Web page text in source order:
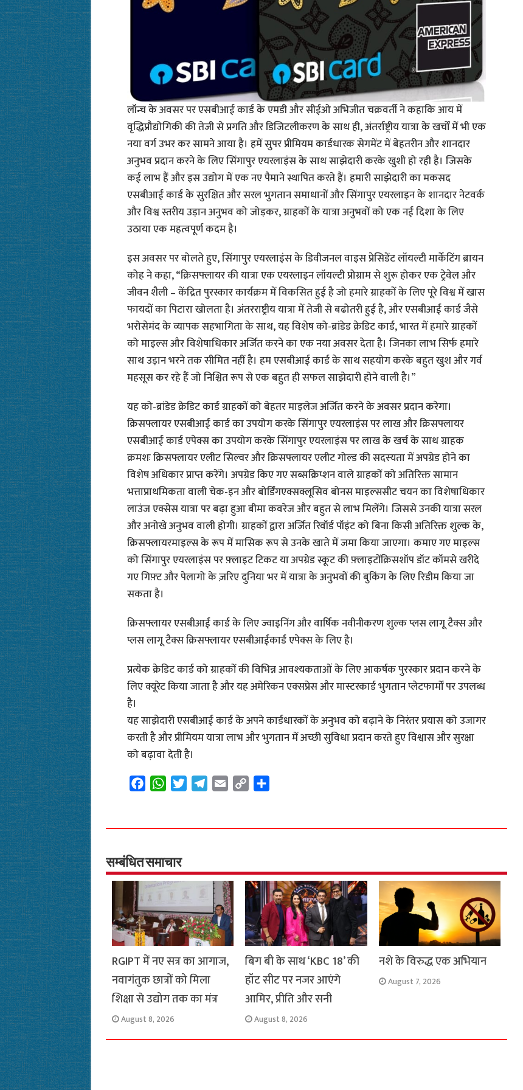
लॉन्च के अवसर पर एसबीआई कार्ड के एमडी और सीईओ अभिजीत चक्रवर्ती ने कहाकि आय में
वृद्धिप्रौद्योगिकी की तेजी से प्रगति और डिजिटलीकरण के साथ ही, अंतर्राष्ट्रीय यात्रा के खर्चों में भी एक
नया वर्ग उभर कर सामने आया है। हमें सुपर प्रीमियम कार्डधारक सेगमेंट में बेहतरीन और शानदार
अनुभव प्रदान करने के लिए सिंगापुर एयरलाइंस के साथ साझेदारी करके खुशी हो रही है। जिसके
कई लाभ हैं और इस उद्योग में एक नए पैमाने स्थापित करते हैं। हमारी साझेदारी का मकसद
एसबीआई कार्ड के सुरक्षित और सरल भुगतान समाधानों और सिंगापुर एयरलाइन के शानदार नेटवर्क
और विश्व स्तरीय उड़ान अनुभव को जोड़कर, ग्राहकों के यात्रा अनुभवों को एक नई दिशा के लिए
उठाया एक महत्वपूर्ण कदम है।
इस अवसर पर बोलते हुए, सिंगापुर एयरलाइंस के डिवीजनल वाइस प्रेसिडेंट लॉयल्टी मार्केटिंग ब्रायन
कोह ने कहा, “क्रिसफ्लायर की यात्रा एक एयरलाइन लॉयल्टी प्रोग्राम से शुरू होकर एक ट्रेवेल और
जीवन शैली – केंद्रित पुरस्कार कार्यक्रम में विकसित हुई है जो हमारे ग्राहकों के लिए पूरे विश्व में खास
फायदों का पिटारा खोलता है। अंतरराष्ट्रीय यात्रा में तेजी से बढोतरी हुई है, और एसबीआई कार्ड जैसे
भरोसेमंद के व्यापक सहभागिता के साथ, यह विशेष को-ब्रांडेड क्रेडिट कार्ड, भारत में हमारे ग्राहकों
को माइल्स और विशेषाधिकार अर्जित करने का एक नया अवसर देता है। जिनका लाभ सिर्फ हमारे
साथ उड़ान भरने तक सीमित नहीं है। हम एसबीआई कार्ड के साथ सहयोग करके बहुत खुश और गर्व
महसूस कर रहे हैं जो निश्चित रूप से एक बहुत ही सफल साझेदारी होने वाली है।”
यह को-ब्रांडेड क्रेडिट कार्ड ग्राहकों को बेहतर माइलेज अर्जित करने के अवसर प्रदान करेगा।
क्रिसफ्लायर एसबीआई कार्ड का उपयोग करके सिंगापुर एयरलाइंस पर लाख और क्रिसफ्लायर
एसबीआई कार्ड एपेक्स का उपयोग करके सिंगापुर एयरलाइंस पर लाख के खर्च के साथ ग्राहक
क्रमशः क्रिसफ्लायर एलीट सिल्वर और क्रिसफ्लायर एलीट गोल्ड की सदस्यता में अपग्रेड होने का
विशेष अधिकार प्राप्त करेंगे। अपग्रेड किए गए सब्सक्रिप्शन वाले ग्राहकों को अतिरिक्त सामान
भत्ताप्राथमिकता वाली चेक-इन और बोर्डिंगएक्सक्लूसिव बोनस माइल्ससीट चयन का विशेषाधिकार
लाउंज एक्सेस यात्रा पर बढ़ा हुआ बीमा कवरेज और बहुत से लाभ मिलेंगे। जिससे उनकी यात्रा सरल
और अनोखे अनुभव वाली होगी। ग्राहकों द्वारा अर्जित रिवॉर्ड पॉइंट को बिना किसी अतिरिक्त शुल्क के,
क्रिसफ्लायरमाइल्स के रूप में मासिक रूप से उनके खाते में जमा किया जाएगा। कमाए गए माइल्स
को सिंगापुर एयरलाइंस पर फ़्लाइट टिकट या अपग्रेड स्कूट की फ़्लाइटोंक्रिसशॉप डॉट कॉमसे खरीदे
गए गिफ़्ट और पेलागो के ज़रिए दुनिया भर में यात्रा के अनुभवों की बुकिंग के लिए रिडीम किया जा
सकता है।
क्रिसफ्लायर एसबीआई कार्ड के लिए ज्वाइनिंग और वार्षिक नवीनीकरण शुल्क प्लस लागू टैक्स और
प्लस लागू टैक्स क्रिसफ्लायर एसबीआईकार्ड एपेक्स के लिए है।
प्रत्येक क्रेडिट कार्ड को ग्राहकों की विभिन्न आवश्यकताओं के लिए आकर्षक पुरस्कार प्रदान करने के
लिए क्यूरेट किया जाता है और यह अमेरिकन एक्सप्रेस और मास्टरकार्ड भुगतान प्लेटफार्मों पर उपलब्ध
है।
यह साझेदारी एसबीआई कार्ड के अपने कार्डधारकों के अनुभव को बढ़ाने के निरंतर प्रयास को उजागर
करती है और प्रीमियम यात्रा लाभ और भुगतान में अच्छी सुविधा प्रदान करते हुए विश्वास और सुरक्षा
को बढ़ावा देती है।
e
o
o
k
W
t
A
p
p
t
r
e
a
m
i
y
n
k
r
सम्बंधित समाचार
RGIPT में नए सत्र का आगाज,
नवागंतुक छात्रों को मिला
शिक्षा से उद्योग तक का मंत्र
August 8, 2026
बिग बी के साथ ‘KBC 18’ की
हॉट सीट पर नजर आएंगे
आमिर, प्रीति और सनी
August 8, 2026
नशे के विरुद्ध एक अभियान
August 7, 2026